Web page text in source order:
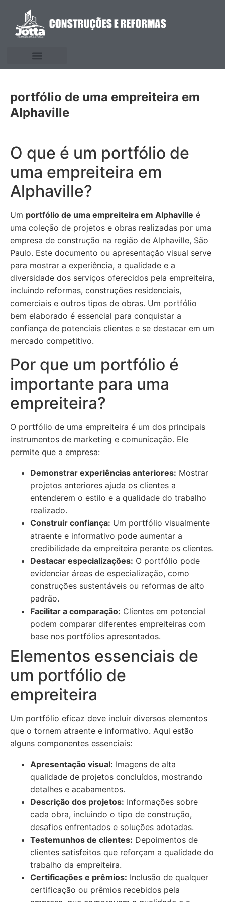
portfólio de uma empreiteira em
Alphaville
O que é um portfólio de
uma empreiteira em
Alphaville?
Um portfólio de uma empreiteira em Alphaville é
uma coleção de projetos e obras realizadas por uma
empresa de construção na região de Alphaville, São
Paulo. Este documento ou apresentação visual serve
para mostrar a experiência, a qualidade e a
diversidade dos serviços oferecidos pela empreiteira,
incluindo reformas, construções residenciais,
comerciais e outros tipos de obras. Um portfólio
bem elaborado é essencial para conquistar a
confiança de potenciais clientes e se destacar em um
mercado competitivo.
Por que um portfólio é
importante para uma
empreiteira?
O portfólio de uma empreiteira é um dos principais
instrumentos de marketing e comunicação. Ele
permite que a empresa:
Demonstrar experiências anteriores: Mostrar
projetos anteriores ajuda os clientes a
entenderem o estilo e a qualidade do trabalho
realizado.
Construir confiança: Um portfólio visualmente
atraente e informativo pode aumentar a
credibilidade da empreiteira perante os clientes.
Destacar especializações: O portfólio pode
evidenciar áreas de especialização, como
construções sustentáveis ou reformas de alto
padrão.
Facilitar a comparação: Clientes em potencial
podem comparar diferentes empreiteiras com
base nos portfólios apresentados.
Elementos essenciais de
um portfólio de
empreiteira
Um portfólio eficaz deve incluir diversos elementos
que o tornem atraente e informativo. Aqui estão
alguns componentes essenciais:
Apresentação visual: Imagens de alta
qualidade de projetos concluídos, mostrando
detalhes e acabamentos.
Descrição dos projetos: Informações sobre
cada obra, incluindo o tipo de construção,
desafios enfrentados e soluções adotadas.
Testemunhos de clientes: Depoimentos de
clientes satisfeitos que reforçam a qualidade do
trabalho da empreiteira.
Certificações e prêmios: Inclusão de qualquer
certificação ou prêmios recebidos pela